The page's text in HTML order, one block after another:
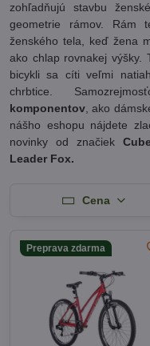
zohľadňujú stavbu
geometrie rámov. Rám
ženského tela, keď žena
ako chlap rovnakej výšky.
bicykli sa cíti veľmi
chrbtice.
komponentov , ako
nášho eshopu nájdete
novinky od značiek
Leader Fox.
Cena
Preprava zdarma